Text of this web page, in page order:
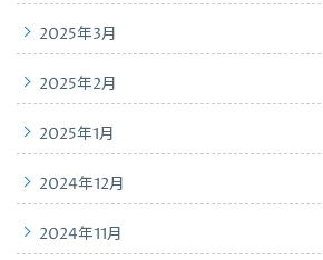
2025年3月
2025年2月
2025年1月
2024年12月
2024年11月